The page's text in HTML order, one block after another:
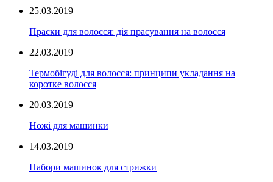
25.03.2019
Праски для волосся: дія прасування на волосся
22.03.2019
Термобігуді для волосся: принципи укладання на
коротке волосся
20.03.2019
Ножі для машинки
14.03.2019
Набори машинок для стрижки